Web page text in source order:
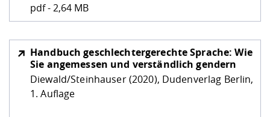
pdf - 2,64 MB
Handbuch geschlechtergerechte Sprache: Wie
Sie angemessen und verständlich gendern
Diewald/Steinhauser (2020), Dudenverlag Berlin,
1. Auflage